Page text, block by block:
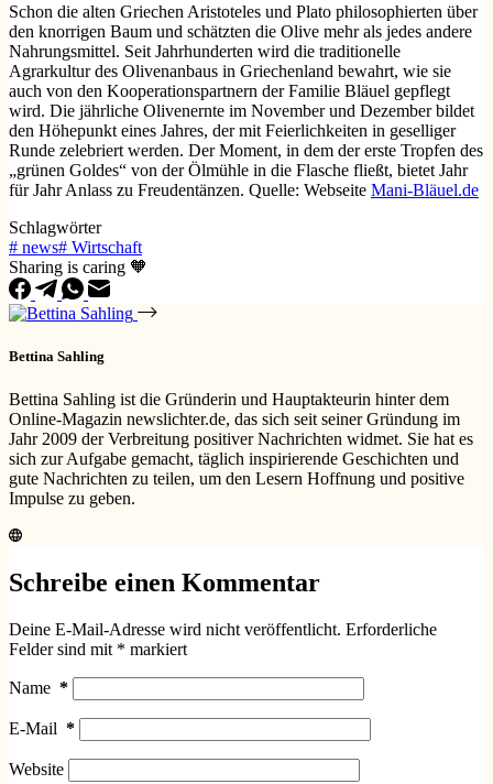
Schon die alten Griechen Aristoteles und Plato philosophierten über
den knorrigen Baum und schätzten die Olive mehr als jedes andere
Nahrungsmittel. Seit Jahrhunderten wird die traditionelle
Agrarkultur des Olivenanbaus in Griechenland bewahrt, wie sie
auch von den Kooperationspartnern der Familie Bläuel gepflegt
wird. Die jährliche Olivenernte im November und Dezember bildet
den Höhepunkt eines Jahres, der mit Feierlichkeiten in geselliger
Runde zelebriert werden. Der Moment, in dem der erste Tropfen des
„grünen Goldes“ von der Ölmühle in die Flasche fließt, bietet Jahr
für Jahr Anlass zu Freudentänzen. Quelle: Webseite Mani-Bläuel.de
Schlagwörter
# news# Wirtschaft
Sharing is caring 🧡
Bettina Sahling
Bettina Sahling ist die Gründerin und Hauptakteurin hinter dem
Online-Magazin newslichter.de, das sich seit seiner Gründung im
Jahr 2009 der Verbreitung positiver Nachrichten widmet. Sie hat es
sich zur Aufgabe gemacht, täglich inspirierende Geschichten und
gute Nachrichten zu teilen, um den Lesern Hoffnung und positive
Impulse zu geben.
Schreibe einen Kommentar
Deine E-Mail-Adresse wird nicht veröffentlicht. Erforderliche
Felder sind mit * markiert
Name *
E-Mail *
Website